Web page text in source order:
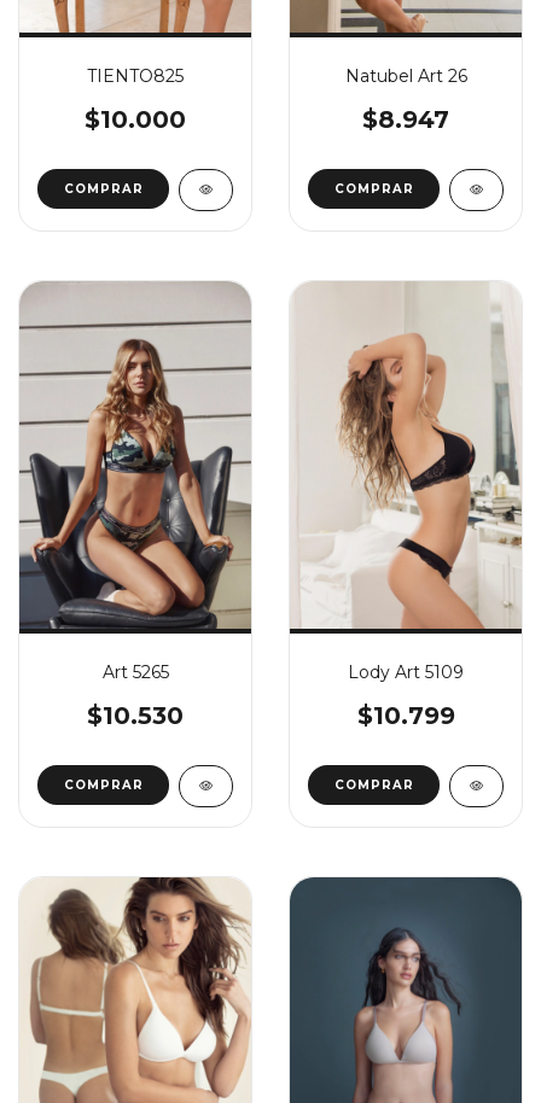
TIENTO825
$10.000
COMPRAR
Natubel Art 26
$8.947
COMPRAR
Art 5265
$10.530
COMPRAR
Lody Art 5109
$10.799
COMPRAR